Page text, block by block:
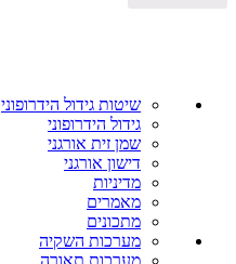
שיטות גידול הידרופוני
גידול הידרופוני
שמן זית אורגני
דישון אורגני
מדיניות
מאמרים
מתכונים
מערכות השקיה
מערכות תאורה